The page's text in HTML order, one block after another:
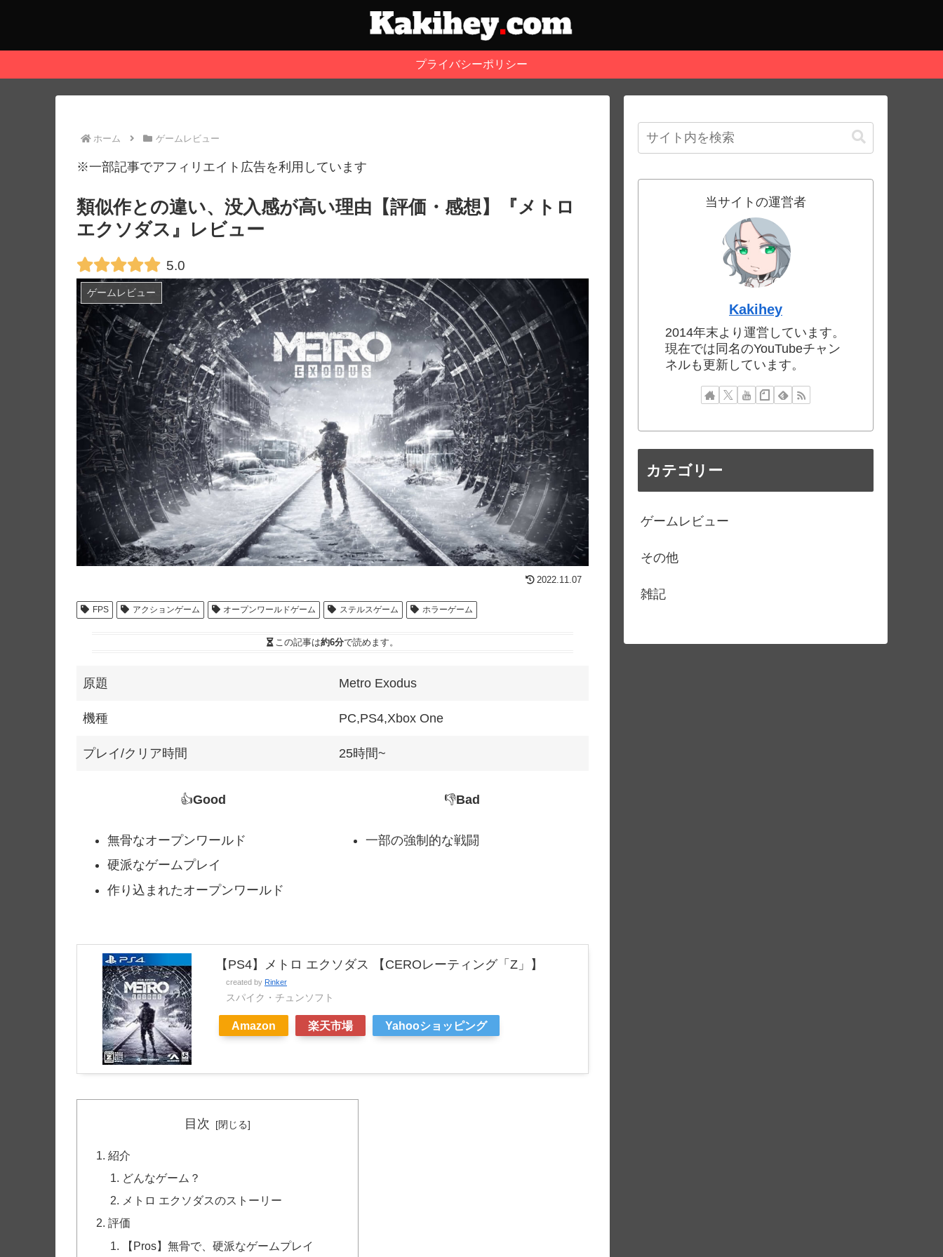
プライバシーポリシー
ホーム ゲームレビュー
※一部記事でアフィリエイト広告を利用しています
類似作との違い、没入感が高い理由【評価・感想】『メトロ
エクソダス』レビュー
5.0
ゲームレビュー
2022.11.07
FPS アクションゲーム オープンワールドゲーム ステルスゲーム ホラーゲーム
この記事は約6分で読めます。
原題 Metro Exodus
機種 PC,PS4,Xbox One
プレイ/クリア時間 25時間~
👍Good
無骨なオープンワールド
硬派なゲームプレイ
作り込まれたオープンワールド
👎Bad
一部の強制的な戦闘
【PS4】メトロ エクソダス 【CEROレーティング「Z」】
created by Rinker
スパイク・チュンソフト
Amazon 楽天市場 Yahooショッピング
目次
紹介
どんなゲーム？
メトロ エクソダスのストーリー
評価
【Pros】無骨で、硬派なゲームプレイ
当サイトの運営者
Kakihey
2014年末より運営しています。
現在では同名のYouTubeチャン
ネルも更新しています。
カテゴリー
ゲームレビュー
その他
雑記